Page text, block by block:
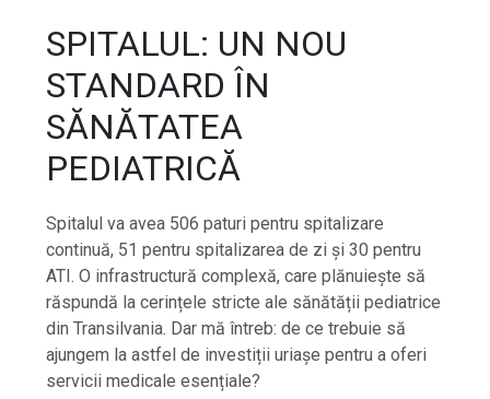
SPITALUL: UN NOU
STANDARD ÎN
SĂNĂTATEA
PEDIATRICĂ
Spitalul va avea 506 paturi pentru spitalizare
continuă, 51 pentru spitalizarea de zi și 30 pentru
ATI. O infrastructură complexă, care plănuiește să
răspundă la cerințele stricte ale sănătății pediatrice
din Transilvania. Dar mă întreb: de ce trebuie să
ajungem la astfel de investiții uriașe pentru a oferi
servicii medicale esențiale?